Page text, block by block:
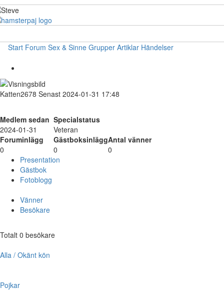
Start Forum Sex & Sinne Grupper Artiklar Händelser
Katten2678 Senast 2024-01-31 17:48
Medlem sedan Specialstatus
2024-01-31
Veteran
Foruminlägg
GästboksinläggAntal vänner
0
0
0
Presentation
Gästbok
Fotoblogg
Vänner
Besökare
Totalt 0 besökare
Alla / Okänt kön
Pojkar